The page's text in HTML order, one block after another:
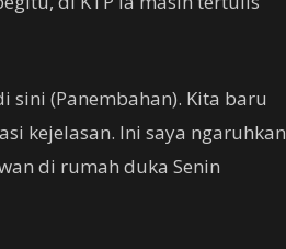
(Panembahan). Kita baru
kejelasan. Ini saya ngaruhkan
di rumah duka Senin